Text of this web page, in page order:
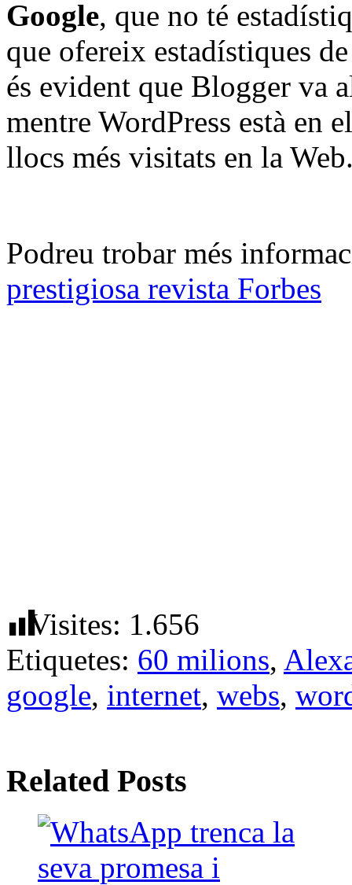
Google, que no té
que ofereix estadístiques
és evident que Blogger va
mentre WordPress està en
llocs més visitats en la
Podreu trobar més
prestigiosa revista Forbes
Visites: 1.656
Etiquetes: 60 milions,
google, internet, webs,
Related Posts